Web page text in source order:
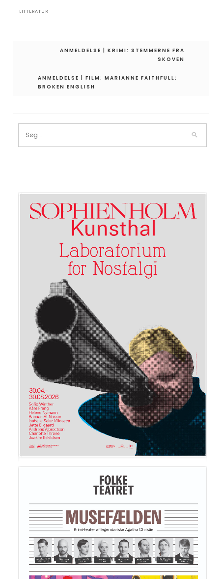
LITTERATUR
IndlægsnavigationANMELDELSE | KRIMI: STEMMERNE FRA
SKOVEN
ANMELDELSE | FILM: MARIANNE FAITHFULL:
BROKEN ENGLISH